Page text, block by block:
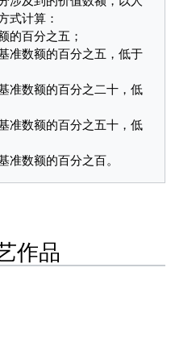
式计算：
的百分之五；
准数额的百分之五，低于
准数额的百分之二十，低
准数额的百分之五十，低
作品